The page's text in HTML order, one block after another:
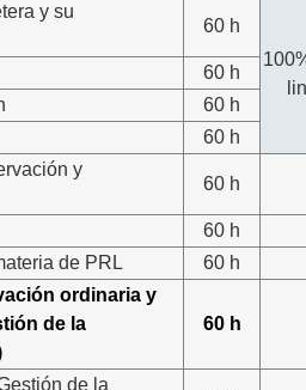
y su
60 h
60 h
60 h
60 h
y
60 h
60 h
de PRL
60 h
ordinaria y
de la
60 h
de la